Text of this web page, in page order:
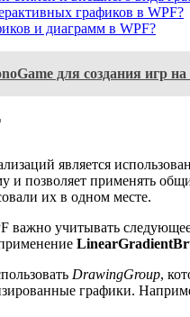
графиков в WPF?
и диаграмм в WPF?
для создания игр
является
и позволяет применять
их в одном месте.
учитывать
DrawingGroup,
графики.